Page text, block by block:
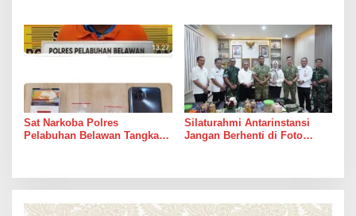
Sat Narkoba Polres
Pelabuhan Belawan Tangkap
Silaturahmi Antarinstansi
Jangan Berhenti di Foto